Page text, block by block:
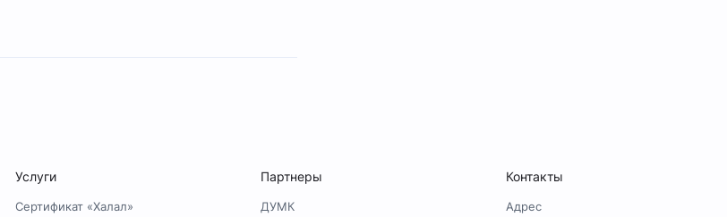
Услуги
Сертификат «Халал»
Партнеры
ДУМК
Контакты
Адрес